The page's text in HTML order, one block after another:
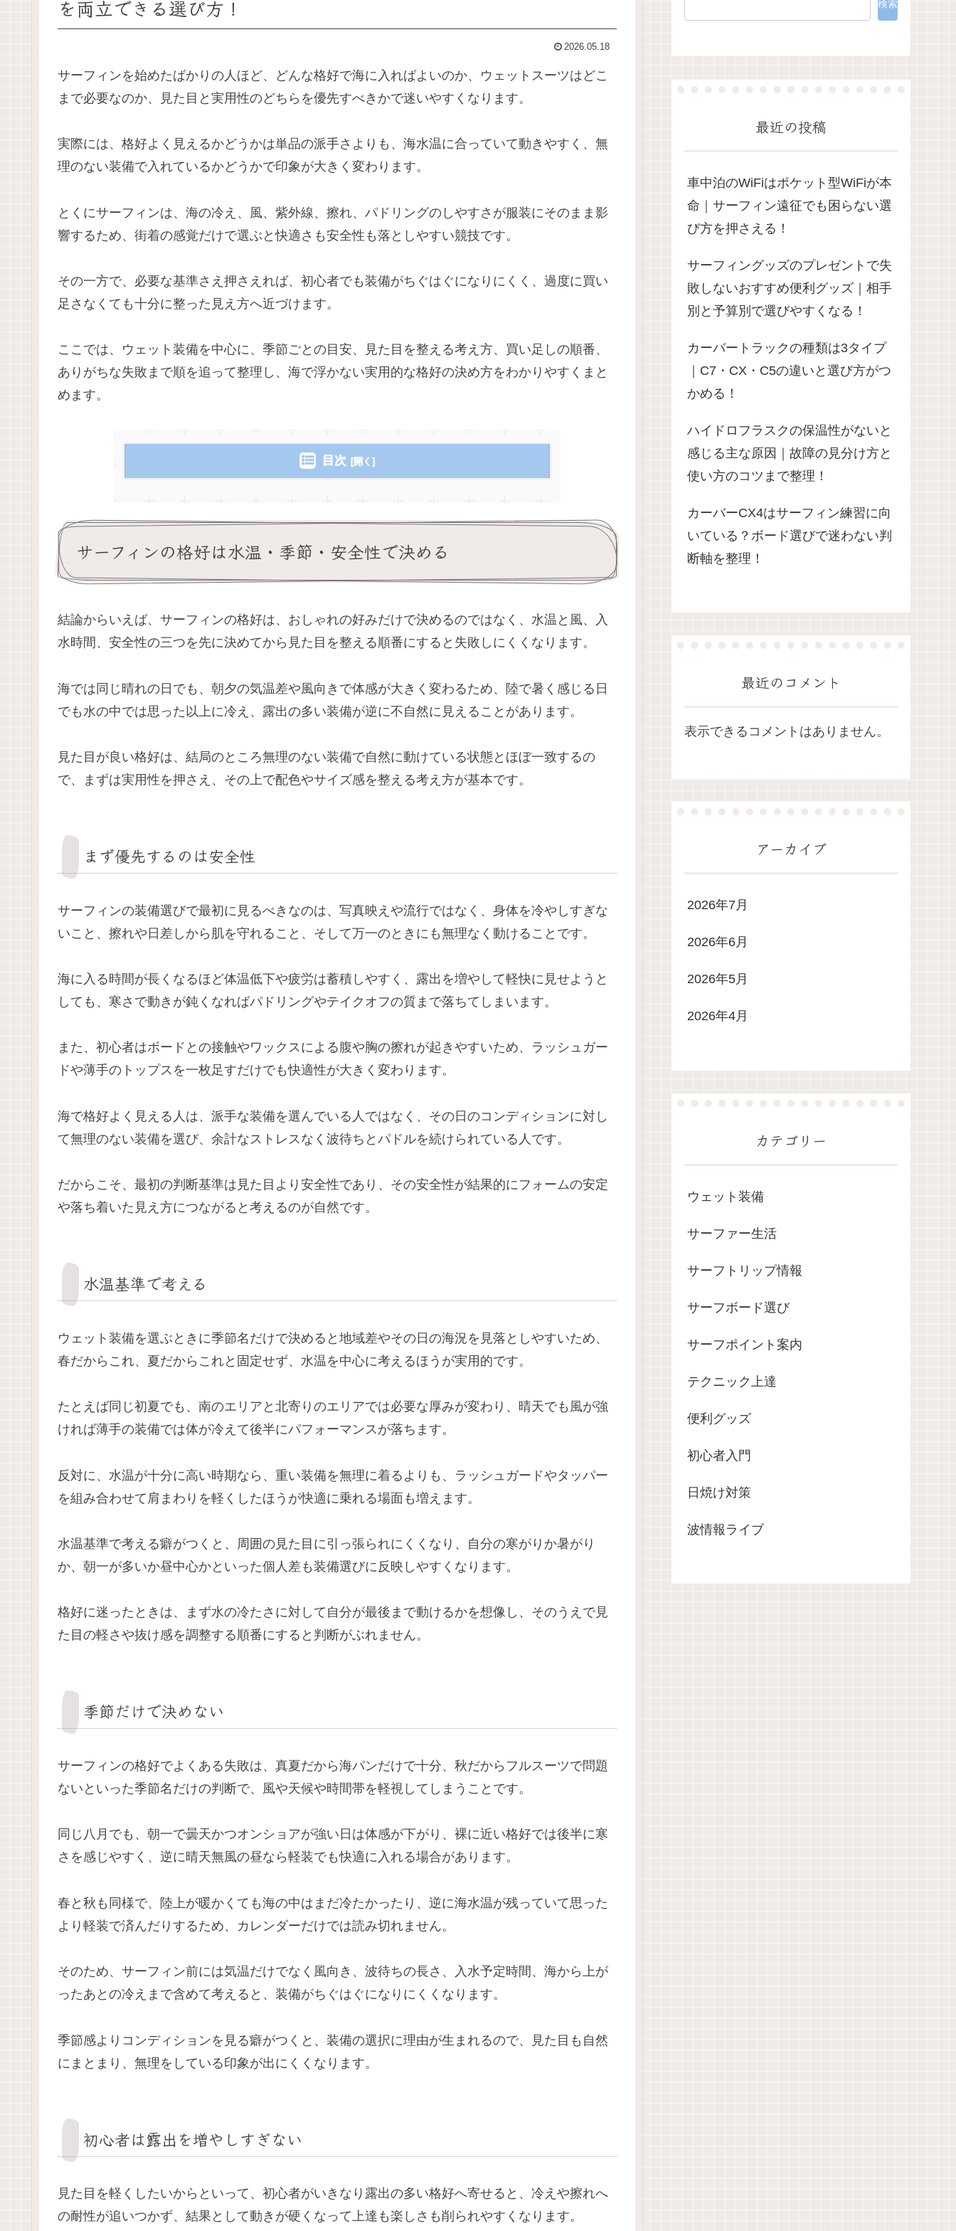
を両立できる選び方！
2026.05.18
サーフィンを始めたばかりの人ほど、どんな格好で海に入ればよいのか、ウェットスーツはどこ
まで必要なのか、見た目と実用性のどちらを優先すべきかで迷いやすくなります。
実際には、格好よく見えるかどうかは単品の派手さよりも、海水温に合っていて動きやすく、無
理のない装備で入れているかどうかで印象が大きく変わります。
とくにサーフィンは、海の冷え、風、紫外線、擦れ、パドリングのしやすさが服装にそのまま影
響するため、街着の感覚だけで選ぶと快適さも安全性も落としやすい競技です。
その一方で、必要な基準さえ押さえれば、初心者でも装備がちぐはぐになりにくく、過度に買い
足さなくても十分に整った見え方へ近づけます。
ここでは、ウェット装備を中心に、季節ごとの目安、見た目を整える考え方、買い足しの順番、
ありがちな失敗まで順を追って整理し、海で浮かない実用的な格好の決め方をわかりやすくまと
めます。
目次
サーフィンの格好は水温・季節・安全性で決める
結論からいえば、サーフィンの格好は、おしゃれの好みだけで決めるのではなく、水温と風、入
水時間、安全性の三つを先に決めてから見た目を整える順番にすると失敗しにくくなります。
海では同じ晴れの日でも、朝夕の気温差や風向きで体感が大きく変わるため、陸で暑く感じる日
でも水の中では思った以上に冷え、露出の多い装備が逆に不自然に見えることがあります。
見た目が良い格好は、結局のところ無理のない装備で自然に動けている状態とほぼ一致するの
で、まずは実用性を押さえ、その上で配色やサイズ感を整える考え方が基本です。
まず優先するのは安全性
サーフィンの装備選びで最初に見るべきなのは、写真映えや流行ではなく、身体を冷やしすぎな
いこと、擦れや日差しから肌を守れること、そして万一のときにも無理なく動けることです。
海に入る時間が長くなるほど体温低下や疲労は蓄積しやすく、露出を増やして軽快に見せようと
しても、寒さで動きが鈍くなればパドリングやテイクオフの質まで落ちてしまいます。
また、初心者はボードとの接触やワックスによる腹や胸の擦れが起きやすいため、ラッシュガー
ドや薄手のトップスを一枚足すだけでも快適性が大きく変わります。
海で格好よく見える人は、派手な装備を選んでいる人ではなく、その日のコンディションに対し
て無理のない装備を選び、余計なストレスなく波待ちとパドルを続けられている人です。
だからこそ、最初の判断基準は見た目より安全性であり、その安全性が結果的にフォームの安定
や落ち着いた見え方につながると考えるのが自然です。
水温基準で考える
ウェット装備を選ぶときに季節名だけで決めると地域差やその日の海況を見落としやすいため、
春だからこれ、夏だからこれと固定せず、水温を中心に考えるほうが実用的です。
たとえば同じ初夏でも、南のエリアと北寄りのエリアでは必要な厚みが変わり、晴天でも風が強
ければ薄手の装備では体が冷えて後半にパフォーマンスが落ちます。
反対に、水温が十分に高い時期なら、重い装備を無理に着るよりも、ラッシュガードやタッパー
を組み合わせて肩まわりを軽くしたほうが快適に乗れる場面も増えます。
水温基準で考える癖がつくと、周囲の見た目に引っ張られにくくなり、自分の寒がりか暑がり
か、朝一が多いか昼中心かといった個人差も装備選びに反映しやすくなります。
格好に迷ったときは、まず水の冷たさに対して自分が最後まで動けるかを想像し、そのうえで見
た目の軽さや抜け感を調整する順番にすると判断がぶれません。
季節だけで決めない
サーフィンの格好でよくある失敗は、真夏だから海パンだけで十分、秋だからフルスーツで問題
ないといった季節名だけの判断で、風や天候や時間帯を軽視してしまうことです。
同じ八月でも、朝一で曇天かつオンショアが強い日は体感が下がり、裸に近い格好では後半に寒
さを感じやすく、逆に晴天無風の昼なら軽装でも快適に入れる場合があります。
春と秋も同様で、陸上が暖かくても海の中はまだ冷たかったり、逆に海水温が残っていて思った
より軽装で済んだりするため、カレンダーだけでは読み切れません。
そのため、サーフィン前には気温だけでなく風向き、波待ちの長さ、入水予定時間、海から上が
ったあとの冷えまで含めて考えると、装備がちぐはぐになりにくくなります。
季節感よりコンディションを見る癖がつくと、装備の選択に理由が生まれるので、見た目も自然
にまとまり、無理をしている印象が出にくくなります。
初心者は露出を増やしすぎない
見た目を軽くしたいからといって、初心者がいきなり露出の多い格好へ寄せると、冷えや擦れへ
の耐性が追いつかず、結果として動きが硬くなって上達も楽しさも削られやすくなります。
検索
最近の投稿
車中泊のWiFiはポケット型WiFiが本
命｜サーフィン遠征でも困らない選
び方を押さえる！
サーフィングッズのプレゼントで失
敗しないおすすめ便利グッズ｜相手
別と予算別で選びやすくなる！
カーバートラックの種類は3タイプ
｜C7・CX・C5の違いと選び方がつ
かめる！
ハイドロフラスクの保温性がないと
感じる主な原因｜故障の見分け方と
使い方のコツまで整理！
カーバーCX4はサーフィン練習に向
いている？ボード選びで迷わない判
断軸を整理！
最近のコメント
表示できるコメントはありません。
アーカイブ
2026年7月
2026年6月
2026年5月
2026年4月
カテゴリー
ウェット装備
サーファー生活
サーフトリップ情報
サーフボード選び
サーフポイント案内
テクニック上達
便利グッズ
初心者入門
日焼け対策
波情報ライブ